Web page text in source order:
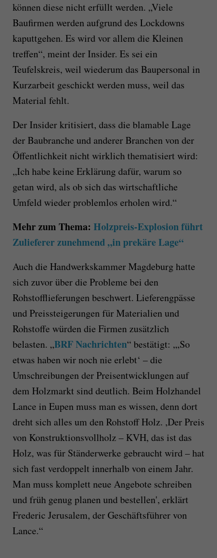
können diese nicht erfüllt werden. „Viele
Baufirmen werden aufgrund des Lockdowns
kaputtgehen. Es wird vor allem die Kleinen
treffen“, meint der Insider. Es sei ein
Teufelskreis, weil wiederum das Baupersonal in
Kurzarbeit geschickt werden muss, weil das
Material fehlt.
Der Insider kritisiert, dass die blamable Lage
der Baubranche und anderer Branchen von der
Öffentlichkeit nicht wirklich thematisiert wird:
„Ich habe keine Erklärung dafür, warum so
getan wird, als ob sich das wirtschaftliche
Umfeld wieder problemlos erholen wird.“
Mehr zum Thema: Holzpreis-Explosion führt
Zulieferer zunehmend „in prekäre Lage“
Auch die Handwerkskammer Magdeburg hatte
sich zuvor über die Probleme bei den
Rohstofflieferungen beschwert. Lieferengpässe
und Preissteigerungen für Materialien und
Rohstoffe würden die Firmen zusätzlich
belasten. „BRF Nachrichten“ bestätigt: „,So
etwas haben wir noch nie erlebt‘ – die
Umschreibungen der Preisentwicklungen auf
dem Holzmarkt sind deutlich. Beim Holzhandel
Lance in Eupen muss man es wissen, denn dort
dreht sich alles um den Rohstoff Holz. ,Der Preis
von Konstruktionsvollholz – KVH, das ist das
Holz, was für Ständerwerke gebraucht wird – hat
sich fast verdoppelt innerhalb von einem Jahr.
Man muss komplett neue Angebote schreiben
und früh genug planen und bestellen', erklärt
Frederic Jerusalem, der Geschäftsführer von
Lance.“